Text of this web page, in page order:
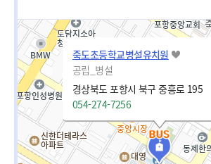
죽도초등학교병설유치원
공립_병설
경상북도 포항시 북구 중흥로 195
054-274-7256